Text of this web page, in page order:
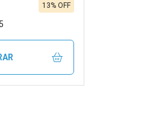
13% OFF